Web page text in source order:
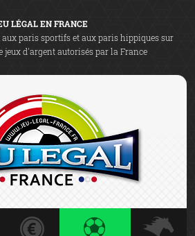
LÉGAL EN FRANCE
paris sportifs et aux paris hippiques sur
jeux d'argent autorisés par la France